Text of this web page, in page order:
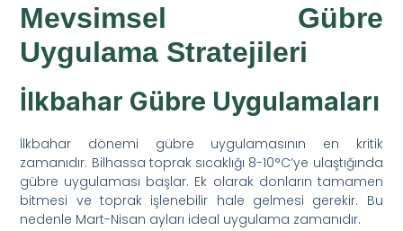
Mevsimsel Gübre
Uygulama Stratejileri
İlkbahar Gübre Uygulamaları
İlkbahar dönemi gübre uygulamasının en kritik
zamanıdır. Bilhassa toprak sıcaklığı 8-10°C’ye ulaştığında
gübre uygulaması başlar. Ek olarak donların tamamen
bitmesi ve toprak işlenebilir hale gelmesi gerekir. Bu
nedenle Mart-Nisan ayları ideal uygulama zamanıdır.